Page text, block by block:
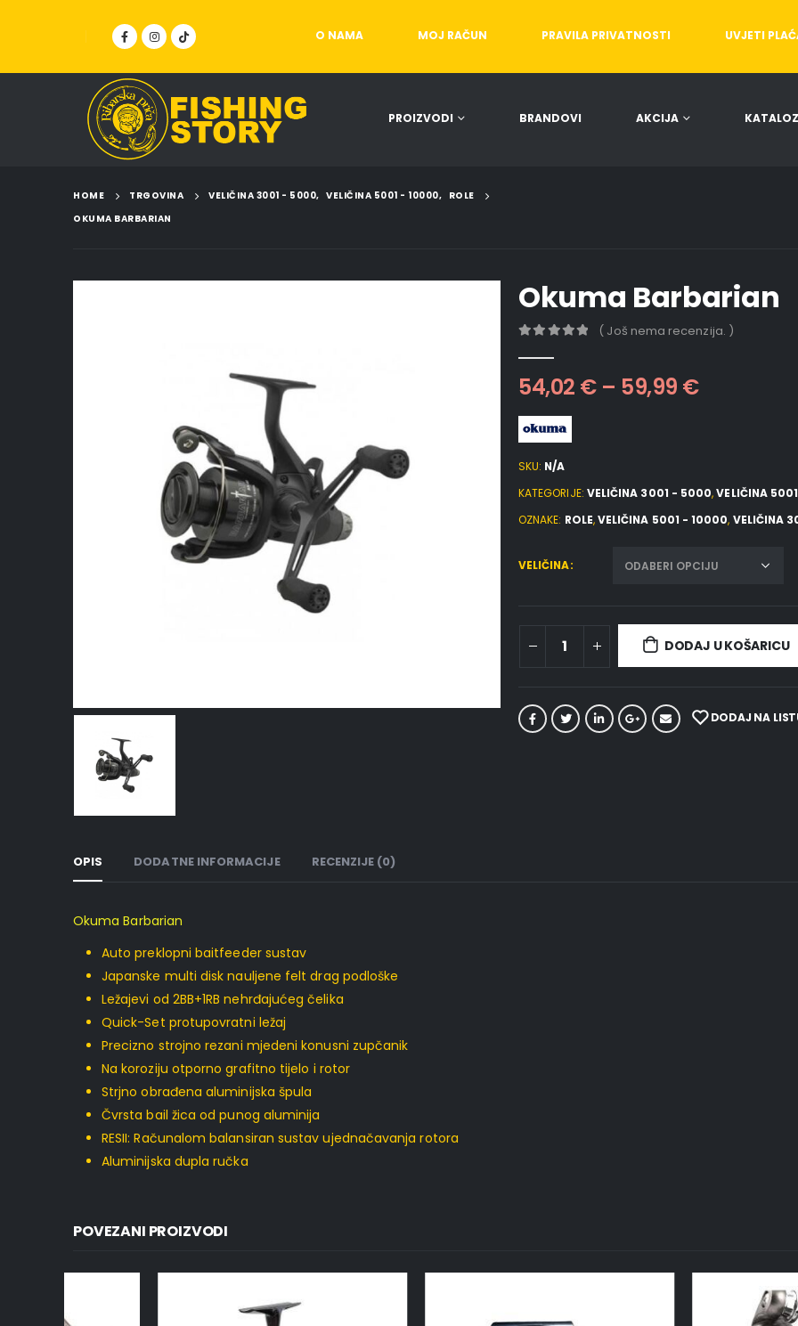
O NAMA MOJ RAČUN PRAVILA PRIVATNOSTI UVJETI
PROIZVODI BRANDOVI AKCIJA
HOME TRGOVINA VELIČINA 3001 - 5000, VELIČINA 5001 - 10000, ROLE
OKUMA BARBARIAN
Okuma Barbarian
( Još nema recenzija. )
54,02 €– 59,99 €
SKU: N/A
KATEGORIJE: VELIČINA 3001 - 5000,VELIČINA
OZNAKE: ROLE,VELIČINA 5001 - 10000, VELIČINA
VELIČINA
DODAJ U KOŠARICU
DODAJ NA
OPIS DODATNE INFORMACIJE RECENZIJE (0)
Okuma Barbarian
Auto preklopni baitfeeder sustav
Japanske multi disk nauljene felt drag podloške
Ležajevi od 2BB+1RB nehrđajućeg čelika
Quick-Set protupovratni ležaj
Precizno strojno rezani mjedeni konusni zupčanik
Na koroziju otporno grafitno tijelo i rotor
Strjno obrađena aluminijska špula
Čvrsta bail žica od punog aluminija
RESII: Računalom balansiran sustav ujednačavanja rotora
Aluminijska dupla ručka
POVEZANI PROIZVODI